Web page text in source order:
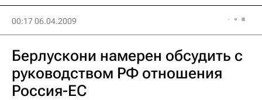
00:17 06.04.2009
Берлускони намерен обсудить с
руководством РФ отношения
Россия-ЕС